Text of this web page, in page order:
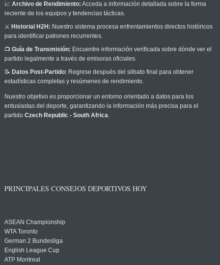
📈 Archivo de Rendimiento: Acceda a información detallada sobre la forma
reciente de los equipos y tendencias tácticas.
⚔️ Historial H2H: Nuestro sistema procesa enfrentamientos directos históricos
para identificar patrones recurrentes.
📺 Guía de Transmisión: Encuentre información verificada sobre dónde ver el
partido legalmente a través de emisoras oficiales.
📝 Datos Post-Partido: Regrese después del silbato final para obtener
estadísticas completas y resúmenes de rendimiento.
Nuestro objetivo es proporcionar un entorno orientado a datos para los
entusiastas del deporte, garantizando la información más precisa para el
partido Czech Republic - South Africa.
PRINCIPALES CONSEJOS DEPORTIVOS HOY
ASEAN Championship
WTA Toronto
German 2 Bundesliga
English League Cup
ATP Montreal